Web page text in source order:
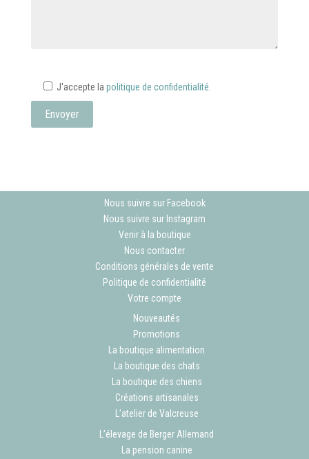
J'accepte la politique de confidentialité.
Nous suivre sur Facebook
Nous suivre sur Instagram
Venir à la boutique
Nous contacter
Conditions générales de vente
Politique de confidentialité
Votre compte
Nouveautés
Promotions
La boutique alimentation
La boutique des chats
La boutique des chiens
Créations artisanales
L’atelier de Valcreuse
L’élevage de Berger Allemand
La pension canine